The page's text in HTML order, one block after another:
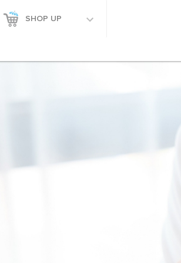
SHOP UP